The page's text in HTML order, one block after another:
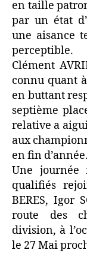
en taille
par un état
une aisance
perceptible.
Clément
connu quant
en buttant
septième
relative a
aux
en fin d’année.
Une journée
qualifiés
BERES, Igor
route des
division, à
le 27 Mai